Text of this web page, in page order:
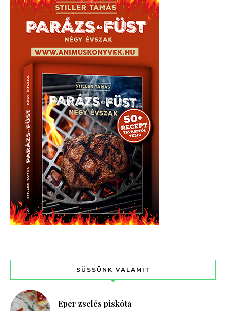
SÜSSÜNK VALAMIT
Eper zselés piskóta